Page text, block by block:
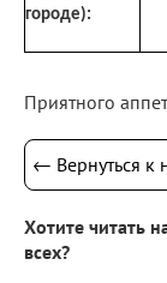
городе):
Приятного
← Вернуться к
Хотите читать
всех?